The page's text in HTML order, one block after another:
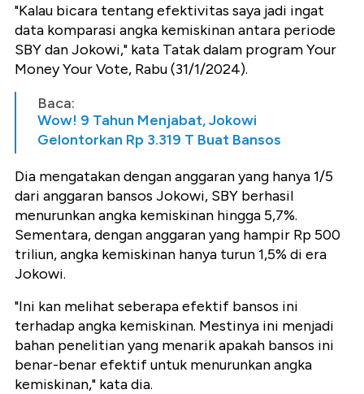
"Kalau bicara tentang efektivitas saya jadi ingat
data komparasi angka kemiskinan antara periode
SBY dan Jokowi," kata Tatak dalam program Your
Money Your Vote, Rabu (31/1/2024).
Baca:
Wow! 9 Tahun Menjabat, Jokowi
Gelontorkan Rp 3.319 T Buat Bansos
Dia mengatakan dengan anggaran yang hanya 1/5
dari anggaran bansos Jokowi, SBY berhasil
menurunkan angka kemiskinan hingga 5,7%.
Sementara, dengan anggaran yang hampir Rp 500
triliun, angka kemiskinan hanya turun 1,5% di era
Jokowi.
"Ini kan melihat seberapa efektif bansos ini
terhadap angka kemiskinan. Mestinya ini menjadi
bahan penelitian yang menarik apakah bansos ini
benar-benar efektif untuk menurunkan angka
kemiskinan," kata dia.